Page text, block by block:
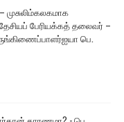
பேரியக்கத் தலைவர் –
பெ.